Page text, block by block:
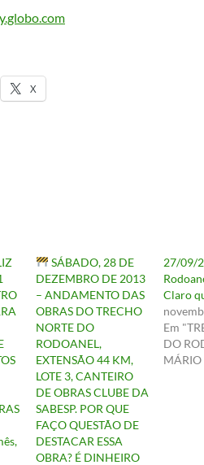
X
SÁBADO, 28 DE
DEZEMBRO DE 2013
– ANDAMENTO DAS
OBRAS DO TRECHO
NORTE DO
RODOANEL,
EXTENSÃO 44 KM,
LOTE 3, CANTEIRO
DE OBRAS CLUBE DA
SABESP. POR QUE
FAÇO QUESTÃO DE
DESTACAR ESSA
OBRA? É DINHEIRO
27/09/
Claro
Em
DO
MÁRIO